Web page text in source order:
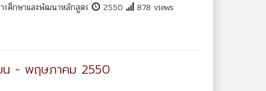
ศึกษาและพัฒนาหลักสูตร 2550
878 views
น - พฤษภาคม 2550